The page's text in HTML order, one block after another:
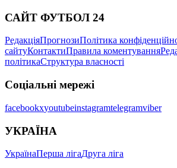
САЙТ ФУТБОЛ 24
РедакціяПрогнозиПолітика
сайтуКонтактиПравила коментування
політикаСтруктура власності
Соціальні мережі
facebookxyoutubeinstagramtelegramviber
УКРАЇНА
УкраїнаПерша лігаДруга ліга